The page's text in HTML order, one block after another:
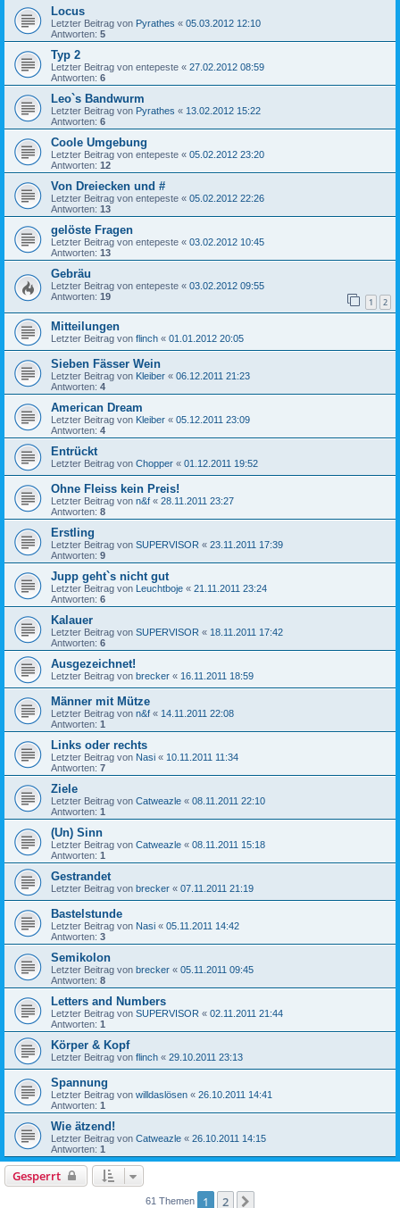
Locus
Letzter Beitrag von Pyrathes « 05.03.2012 12:10
Antworten: 5
Typ 2
Letzter Beitrag von entepeste « 27.02.2012 08:59
Antworten: 6
Leo`s Bandwurm
Letzter Beitrag von Pyrathes « 13.02.2012 15:22
Antworten: 6
Coole Umgebung
Letzter Beitrag von entepeste « 05.02.2012 23:20
Antworten: 12
Von Dreiecken und #
Letzter Beitrag von entepeste « 05.02.2012 22:26
Antworten: 13
gelöste Fragen
Letzter Beitrag von entepeste « 03.02.2012 10:45
Antworten: 13
Gebräu
Letzter Beitrag von entepeste « 03.02.2012 09:55
Antworten: 19 1 2
Mitteilungen
Letzter Beitrag von flinch « 01.01.2012 20:05
Sieben Fässer Wein
Letzter Beitrag von Kleiber « 06.12.2011 21:23
Antworten: 4
American Dream
Letzter Beitrag von Kleiber « 05.12.2011 23:09
Antworten: 4
Entrückt
Letzter Beitrag von Chopper « 01.12.2011 19:52
Ohne Fleiss kein Preis!
Letzter Beitrag von n&f « 28.11.2011 23:27
Antworten: 8
Erstling
Letzter Beitrag von SUPERVISOR « 23.11.2011 17:39
Antworten: 9
Jupp geht`s nicht gut
Letzter Beitrag von Leuchtboje « 21.11.2011 23:24
Antworten: 6
Kalauer
Letzter Beitrag von SUPERVISOR « 18.11.2011 17:42
Antworten: 6
Ausgezeichnet!
Letzter Beitrag von brecker « 16.11.2011 18:59
Männer mit Mütze
Letzter Beitrag von n&f « 14.11.2011 22:08
Antworten: 1
Links oder rechts
Letzter Beitrag von Nasi « 10.11.2011 11:34
Antworten: 7
Ziele
Letzter Beitrag von Catweazle « 08.11.2011 22:10
Antworten: 1
(Un) Sinn
Letzter Beitrag von Catweazle « 08.11.2011 15:18
Antworten: 1
Gestrandet
Letzter Beitrag von brecker « 07.11.2011 21:19
Bastelstunde
Letzter Beitrag von Nasi « 05.11.2011 14:42
Antworten: 3
Semikolon
Letzter Beitrag von brecker « 05.11.2011 09:45
Antworten: 8
Letters and Numbers
Letzter Beitrag von SUPERVISOR « 02.11.2011 21:44
Antworten: 1
Körper & Kopf
Letzter Beitrag von flinch « 29.10.2011 23:13
Spannung
Letzter Beitrag von willdaslösen « 26.10.2011 14:41
Antworten: 1
Wie ätzend!
Letzter Beitrag von Catweazle « 26.10.2011 14:15
Antworten: 1
Gesperrt
61 Themen 1 2